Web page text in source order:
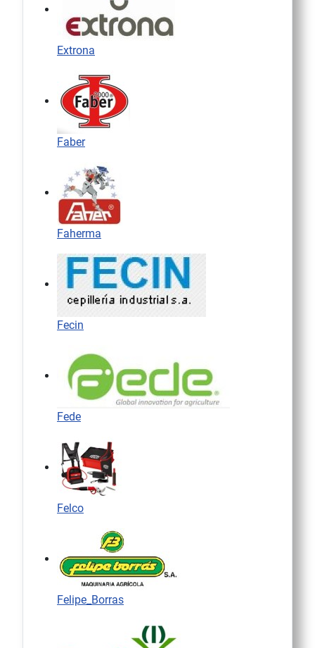
Extrona
Faber
Faherma
Fecin
Fede
Felco
Felipe_Borras